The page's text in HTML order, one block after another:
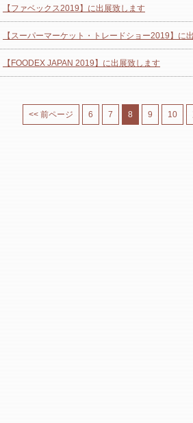
【ファベックス2019】に出展致します
【スーパーマーケット・トレードショー2019】に
【FOODEX JAPAN 2019】に出展致します
<< 前ページ 6 7 8 9 10